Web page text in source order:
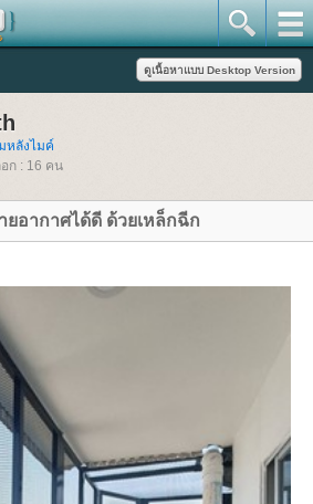
หลังไมค์
ก : 16 คน
อากาศได้ดี ด้วยเหล็กฉีก